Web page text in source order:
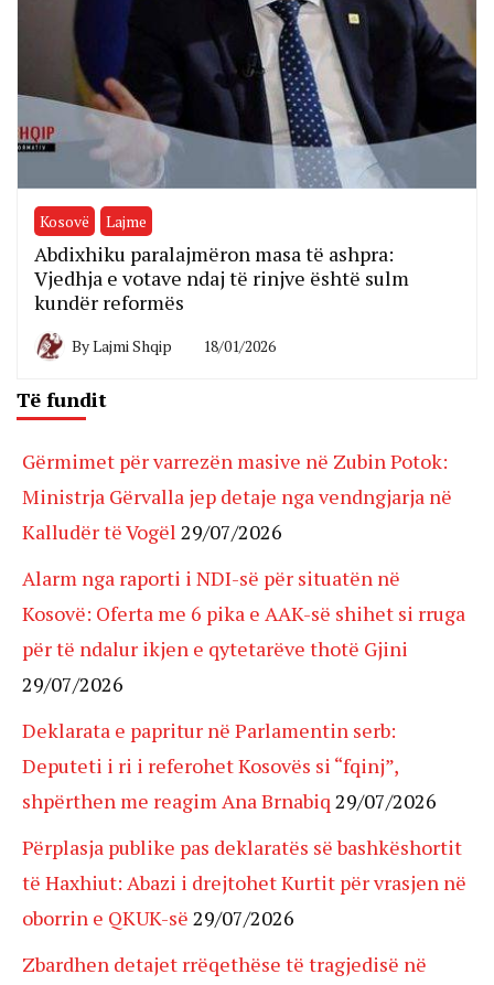
Kosovë Lajme
Abdixhiku paralajmëron masa të ashpra:
Vjedhja e votave ndaj të rinjve është sulm
kundër reformës
ByLajmi Shqip 18/01/2026
Të fundit
Gërmimet për varrezën masive në Zubin Potok:
Ministrja Gërvalla jep detaje nga vendngjarja në
Kalludër të Vogël 29/07/2026
Alarm nga raporti i NDI-së për situatën në
Kosovë: Oferta me 6 pika e AAK-së shihet si rruga
për të ndalur ikjen e qytetarëve thotë Gjini
29/07/2026
Deklarata e papritur në Parlamentin serb:
Deputeti i ri i referohet Kosovës si “fqinj”,
shpërthen me reagim Ana Brnabiq 29/07/2026
Përplasja publike pas deklaratës së bashkëshortit
të Haxhiut: Abazi i drejtohet Kurtit për vrasjen në
oborrin e QKUK-së 29/07/2026
Zbardhen detajet rrëqethëse të tragjedisë në